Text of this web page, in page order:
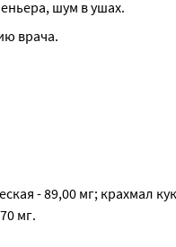
шум в ушах.
врача.
- 89,00 мг; крахмал
мг.